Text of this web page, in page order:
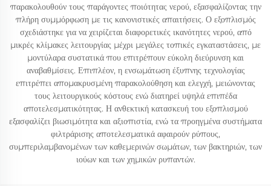
παρακολουθούν τους παράγοντες ποιότητας νερού, εξασφαλίζοντας την
πλήρη συμμόρφωση με τις κανονιστικές απαιτήσεις. Ο εξοπλισμός
σχεδιάστηκε για να χειρίζεται διαφορετικές ικανότητες νερού, από
μικρές κλίμακες λειτουργίας μέχρι μεγάλες τοπικές εγκαταστάσεις, με
μοντύλαρα συστατικά που επιτρέπουν εύκολη διεύρυνση και
αναβαθμίσεις. Επιπλέον, η ενσωμάτωση έξυπνης τεχνολογίας
επιτρέπει απομακρυσμένη παρακολούθηση και ελεγχή, μειώνοντας
τους λειτουργικούς κόστους ενώ διατηρεί υψηλά επιπέδα
αποτελεσματικότητας. Η ανθεκτική κατασκευή του εξοπλισμού
εξασφαλίζει βιωσιμότητα και αξιοπιστία, ενώ τα προηγμένα συστήματα
φιλτράρισης αποτελεσματικά αφαιρούν ρύπους,
συμπεριλαμβανομένων των καθεμερινών σωμάτων, των βακτηριών, των
ιούων και των χημικών ρυπαντών.